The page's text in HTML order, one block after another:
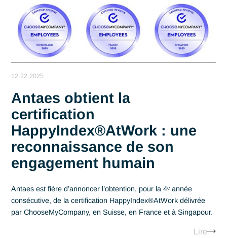
clés terrain pour
la donnée en décision
Business Intelligence : les clés terrain pour transformer la
12.22.2025